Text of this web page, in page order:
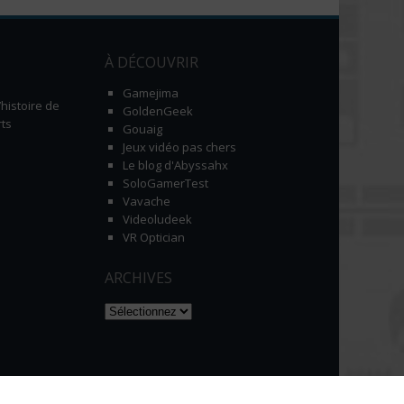
de
À DÉCOUVRIR
Gamejima
GoldenGeek
Gouaig
Jeux vidéo pas chers
Le blog d'Abyssahx
SoloGamerTest
Vavache
Videoludeek
VR Optician
ARCHIVES
Naviguer dans les archives